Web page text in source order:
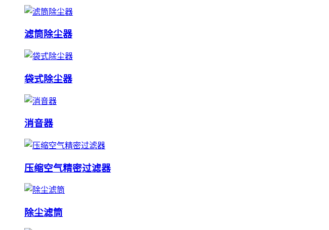
滤筒除尘器
袋式除尘器
消音器
压缩空气精密过滤器
除尘滤筒